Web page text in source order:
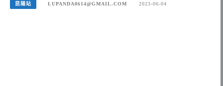
昆陽站 LUPANDA0614@GMAIL.COM 2023-06-04